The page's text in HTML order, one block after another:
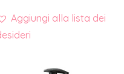
Aggiungi alla lista dei